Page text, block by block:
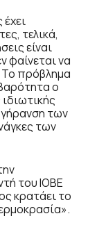
τελικά,
είναι
φαίνεται να
Το πρόβλημα
ο
γήρανση των
των
του ΙΟΒΕ
κρατάει το